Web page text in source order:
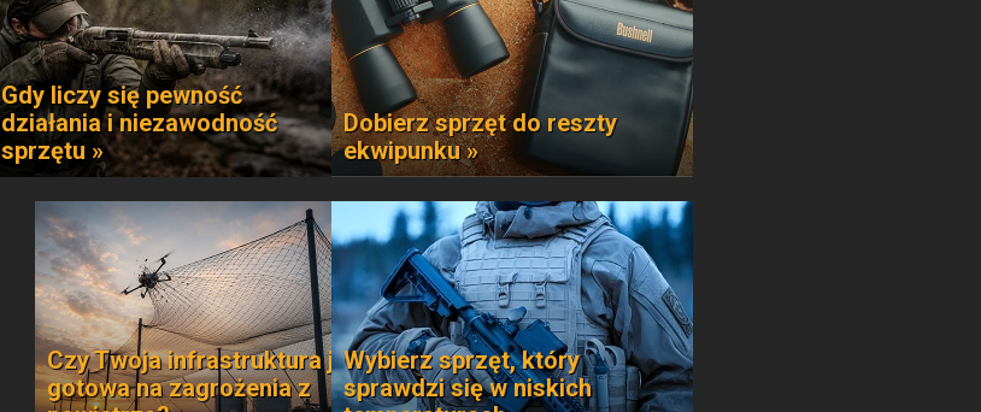
Gdy liczy się pewność
działania i niezawodność
sprzętu »
Dobierz sprzęt do reszty
ekwipunku »
Czy Twoja infrastruktura jest
gotowa na zagrożenia z
Wybierz sprzęt, który
sprawdzi się w niskich